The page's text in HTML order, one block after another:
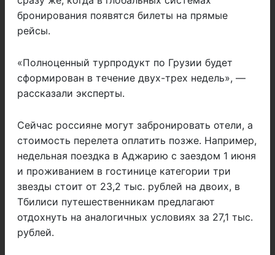
бронирования появятся билеты на прямые
рейсы.
«Полноценный турпродукт по Грузии будет
сформирован в течение двух-трех недель», —
рассказали эксперты.
Сейчас россияне могут забронировать отели, а
стоимость перелета оплатить позже. Например,
недельная поездка в Аджарию с заездом 1 июня
и проживанием в гостинице категории три
звезды стоит от 23,2 тыс. рублей на двоих, в
Тбилиси путешественникам предлагают
отдохнуть на аналогичных условиях за 27,1 тыс.
рублей.